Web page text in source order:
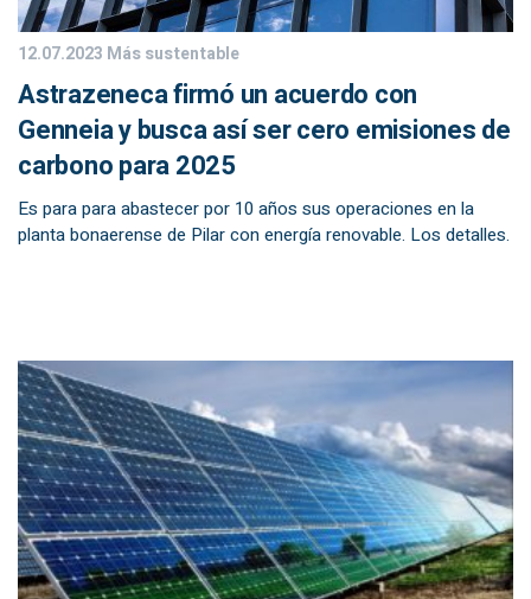
12.07.2023 Más sustentable
Astrazeneca firmó un acuerdo con
Genneia y busca así ser cero emisiones de
carbono para 2025
Es para para abastecer por 10 años sus operaciones en la
planta bonaerense de Pilar con energía renovable. Los detalles.